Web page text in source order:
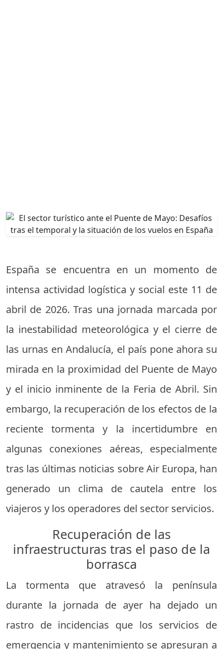
España se encuentra en un momento de
intensa actividad logística y social este 11 de
abril de 2026. Tras una jornada marcada por
la inestabilidad meteorológica y el cierre de
las urnas en Andalucía, el país pone ahora su
mirada en la proximidad del Puente de Mayo
y el inicio inminente de la Feria de Abril. Sin
embargo, la recuperación de los efectos de la
reciente tormenta y la incertidumbre en
algunas conexiones aéreas, especialmente
tras las últimas noticias sobre Air Europa, han
generado un clima de cautela entre los
viajeros y los operadores del sector servicios.
Recuperación de las
infraestructuras tras el paso de la
borrasca
La tormenta que atravesó la península
durante la jornada de ayer ha dejado un
rastro de incidencias que los servicios de
emergencia y mantenimiento se apresuran a